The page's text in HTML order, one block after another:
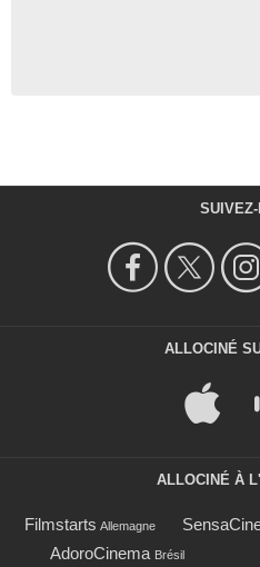
SUIVEZ-
ALLOCINÉ
ALLOCINÉ À
Filmstarts Allemagne
AdoroCinema Brésil